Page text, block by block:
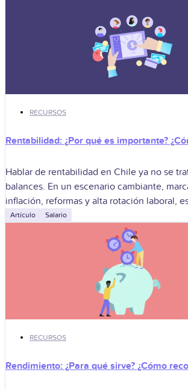
RECURSOS
Rentabilidad: ¿Por qué es importante?
Hablar de rentabilidad en Chile ya no se
balances. En un escenario cambiante,
inflación, reformas y alta rotación laboral,
refleja cada vez
Artículo Salario
RECURSOS
Rendimiento: ¿Para qué sirve? ¿Cómo